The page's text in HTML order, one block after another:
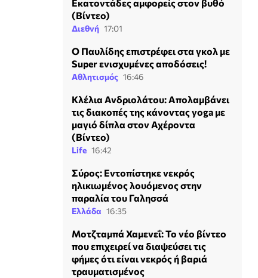
Εκατοντάδες αμφορείς στον βυθό
(Βίντεο)
Διεθνή 17:01
Ο Παυλίδης επιστρέφει στα γκολ με
Super ενισχυμένες αποδόσεις!
Αθλητισμός 16:46
Κλέλια Ανδριολάτου: Απολαμβάνει
τις διακοπές της κάνοντας yoga με
μαγιό δίπλα στον Αχέροντα
(Βίντεο)
Life 16:42
Σύρος: Εντοπίστηκε νεκρός
ηλικιωμένος λουόμενος στην
παραλία του Γαλησσά
Ελλάδα 16:35
Μοτζταμπά Χαμενεΐ: Το νέο βίντεο
που επιχειρεί να διαψεύσει τις
φήμες ότι είναι νεκρός ή βαριά
τραυματισμένος